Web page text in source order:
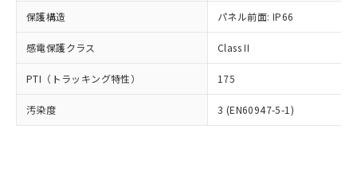
保護構造 パネル前面: IP66
感電保護クラス Class II
PTI（トラッキング特性） 175
汚染度 3 (EN60947-5-1)
販売ネットワーク
」をご確認
在庫状況および標準価格結果を当社の
事前の承諾なく第三者に漏洩または開
示しないようお願いします。
マイパーツ機能（部品リスト作成サー
ビス）をご利用いただくには、I-Web
フタル酸エステル類の４物質については閾値を超える意
図的な使用がないことを確認しています。
部品在庫の切り替え状況などにより、予定
月が前後することがあります。
「ｅ」：有害物質（10物質）のすべてが基
準値以下であることを示します。
「10」：通常の使用状況下において有害物
質が外部に漏えいし、環境に深刻な影響を
及ぼさない年数を意味します。
武器並びにこれらの製造装置等に一切
当社は、貴社製品を第三者に販売する
場合は、上記1、2および3の内容を当
該第三者に通知します。また当社は、
販売先および販売に係わる関係者が違
法に輸出するおそれがある場合は、取
り引きをいたしません。
いては、お客様のお取引先、ま
たはお客様担当のオムロン制御
機器販売店・当社販売員にご確
受注生産機種、また在庫状況の
情報を公開していない機種